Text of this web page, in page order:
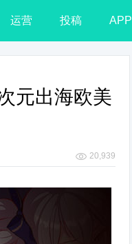
运营 投稿 APP
元出海欧美
20,939